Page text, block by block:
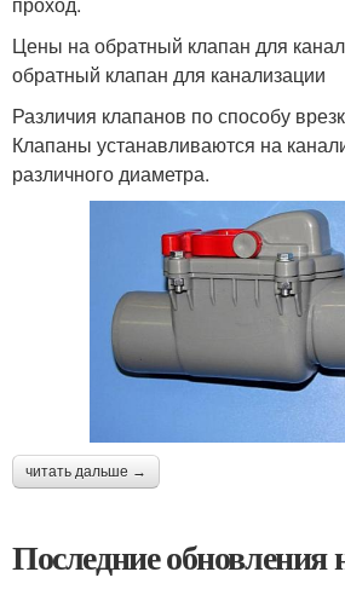
Цены на обратный клапан для
обратный клапан для канализации
Различия клапанов по способу
Клапаны устанавливаются на
различного диаметра.
читать дальше →
Последние обновления